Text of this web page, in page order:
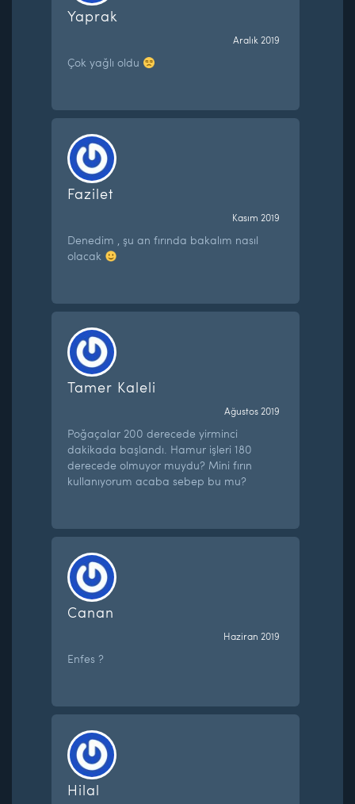
Yaprak
Aralık 2019
Çok yağlı oldu
Fazilet
Kasım 2019
Denedim , şu an fırında bakalım nasıl
olacak
Tamer Kaleli
Ağustos 2019
Poğaçalar 200 derecede yirminci
dakikada başlandı. Hamur işleri 180
derecede olmuyor muydu? Mini fırın
kullanıyorum acaba sebep bu mu?
Canan
Haziran 2019
Enfes ?
Hilal